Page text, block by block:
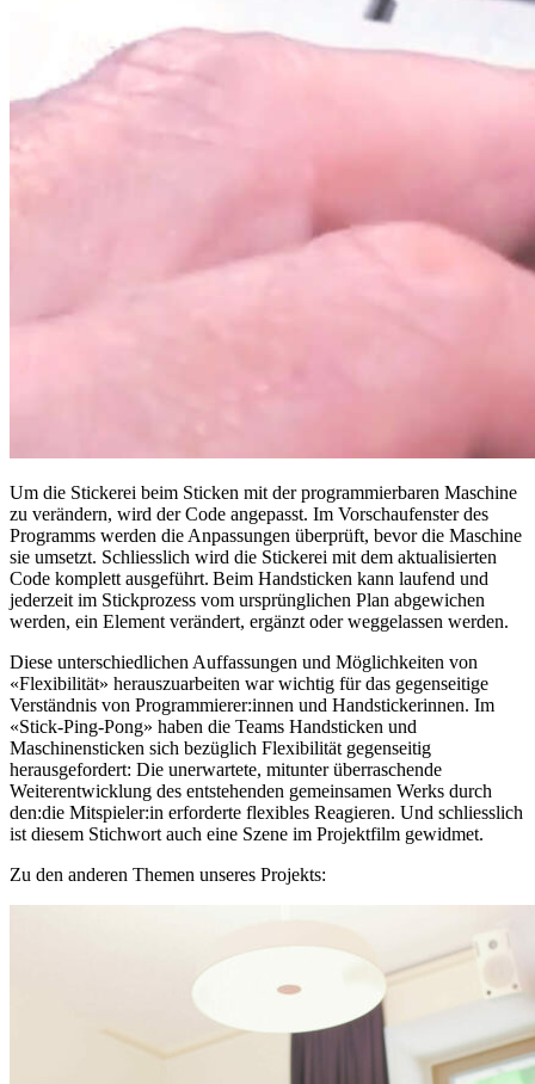
Um die Stickerei beim Sticken mit der programmierbaren Maschine
zu verändern, wird der Code angepasst. Im Vorschaufenster des
Programms werden die Anpassungen überprüft, bevor die Maschine
sie umsetzt. Schliesslich wird die Stickerei mit dem aktualisierten
Code komplett ausgeführt. Beim Handsticken kann laufend und
jederzeit im Stickprozess vom ursprünglichen Plan abgewichen
werden, ein Element verändert, ergänzt oder weggelassen werden.
Diese unterschiedlichen Auffassungen und Möglichkeiten von
«Flexibilität» herauszuarbeiten war wichtig für das gegenseitige
Verständnis von Programmierer:innen und Handstickerinnen. Im
«Stick-Ping-Pong» haben die Teams Handsticken und
Maschinensticken sich bezüglich Flexibilität gegenseitig
herausgefordert: Die unerwartete, mitunter überraschende
Weiterentwicklung des entstehenden gemeinsamen Werks durch
den:die Mitspieler:in erforderte flexibles Reagieren. Und schliesslich
ist diesem Stichwort auch eine Szene im Projektfilm gewidmet.
Zu den anderen Themen unseres Projekts: